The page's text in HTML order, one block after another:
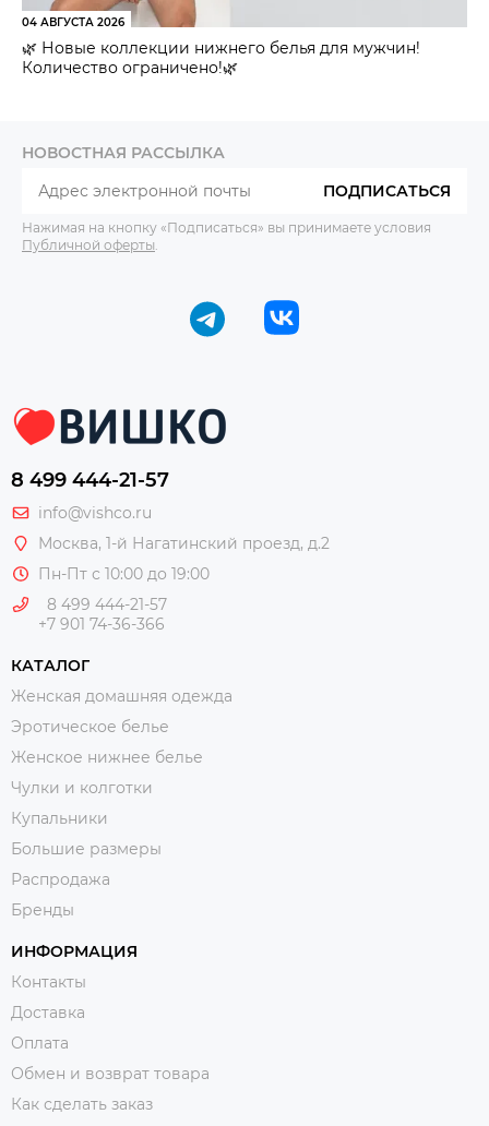
04 АВГУСТА 2026
🌿 Новые коллекции нижнего белья для мужчин!
Количество ограничено!🌿
НОВОСТНАЯ РАССЫЛКА
ПОДПИСАТЬСЯ
Нажимая на кнопку «Подписаться» вы принимаете условия
Публичной оферты
8 499 444-21-57
info@vishco.ru
Москва, 1-й Нагатинский проезд, д.2
Пн-Пт с 10:00 до 19:00
8 499 444-21-57
+7 901 74-36-366
КАТАЛОГ
Женская домашняя одежда
Эротическое белье
Женское нижнее белье
Чулки и колготки
Купальники
Большие размеры
Распродажа
Бренды
ИНФОРМАЦИЯ
Контакты
Доставка
Оплата
Обмен и возврат товара
Как сделать заказ